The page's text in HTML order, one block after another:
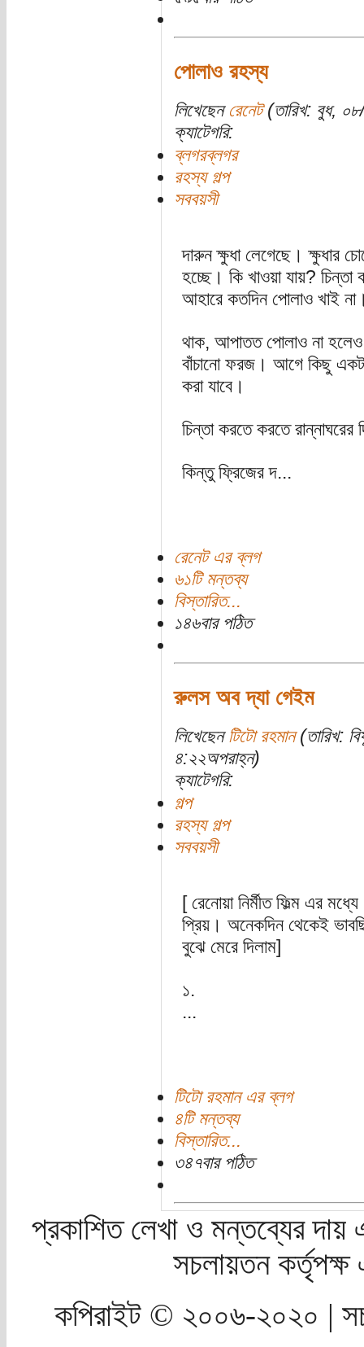
পোলাও রহস্য
লিখেছেন রেনেট(তারিখ: বুধ,
ক্যাটেগরি:
ব্লগরব্লগর
রহস্য গল্প
সববয়সী
দারুন ক্ষুধা লেগেছে। ক্ষুধার
হচ্ছে। কি খাওয়া যায়?
আহারে কতদিন পোলাও খাই
থাক, আপাতত পোলাও না
বাঁচানো ফরজ। আগে কিছু একটা
করা যাবে।
চিন্তা করতে করতে
কিন্তু ফ্রিজের দ...
রেনেট এর ব্লগ
৬১টি মন্তব্য
বিস্তারিত...
১৪৬বার পঠিত
রুলস অব দ্যা গেইম
লিখেছেন টিটো রহমান(তারিখ:
৪:২২অপরাহ্ন)
ক্যাটেগরি:
গল্প
রহস্য গল্প
সববয়সী
[ রেনোয়া নির্মীত ফিল্ম এর
প্রিয়। অনেকদিন থেকেই
বুঝে মেরে দিলাম]
১.
...
টিটো রহমান এর ব্লগ
৪টি মন্তব্য
বিস্তারিত...
৩৪৭বার পঠিত
প্রকাশিত লেখা ও মন্তব্যের দায়
সচলায়তন
কপিরাইট © ২০০৬-২০২০ |